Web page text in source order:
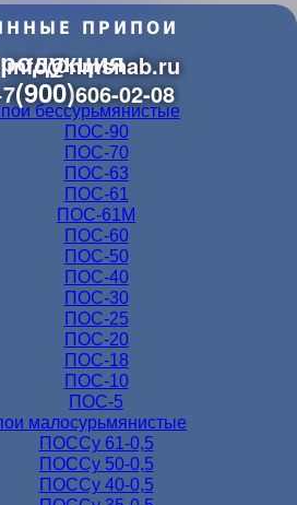
ПРИПОИ
(900)606-02-08
бессурьмянистые
ПОС-90
ПОС-70
ПОС-63
ПОС-61
ПОС-61M
ПОС-60
ПОС-50
ПОС-40
ПОС-30
ПОС-25
ПОС-20
ПОС-18
ПОС-10
ПОС-5
малосурьмянистые
ПОССу 61-0,5
ПОССу 50-0,5
ПОССу 40-0,5